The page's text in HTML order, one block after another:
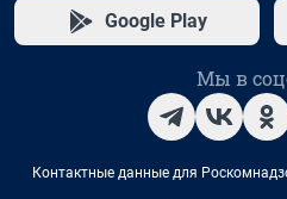
Google Play
Мы в
Контактные данные для